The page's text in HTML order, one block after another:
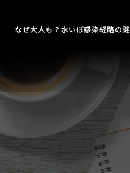
なぜ大人も？水いぼ感染経路の謎